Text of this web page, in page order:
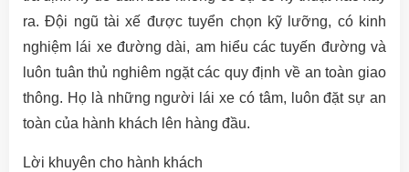
ra. Đội ngũ tài xế được tuyển chọn kỹ lưỡng, có kinh
nghiệm lái xe đường dài, am hiểu các tuyến đường và
luôn tuân thủ nghiêm ngặt các quy định về an toàn giao
thông. Họ là những người lái xe có tâm, luôn đặt sự an
toàn của hành khách lên hàng đầu.
Lời khuyên cho hành khách